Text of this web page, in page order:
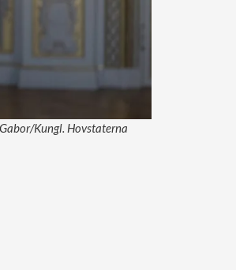
Kungl. Hovstaterna